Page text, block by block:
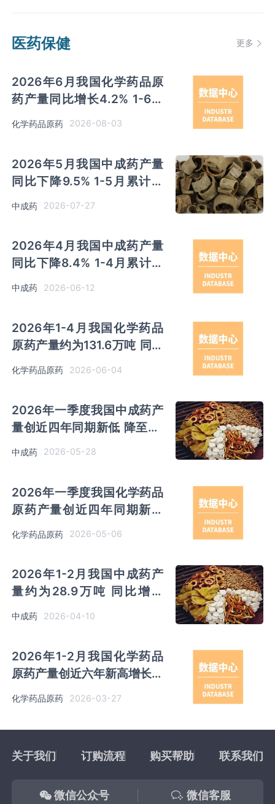
医药保健 更多
2026年6月我国化学药品原
药产量同比增长4.2% 1-6月
化学药品原药 2026-08-03
2026年5月我国中成药产量
同比下降9.5% 1-5月累计产
中成药 2026-07-27
2026年4月我国中成药产量
同比下降8.4% 1-4月累计产
量同比下降1.6%
中成药 2026-06-12
2026年1-4月我国化学药品
原药产量约为131.6万吨 同比
增长3.9%
化学药品原药 2026-06-04
2026年一季度我国中成药产
量创近四年同期新低 降至45
万吨
中成药 2026-05-28
2026年一季度我国化学药品
原药产量创近四年同期新高
化学药品原药 2026-05-06
2026年1-2月我国中成药产
量约为28.9万吨 同比增长
4.7%
中成药 2026-04-10
2026年1-2月我国化学药品
原药产量创近六年新高增长至
61.1万吨 同比增长5.3%
化学药品原药 2026-03-27
关于我们 订购流程 购买帮助 联系我们
微信公众号 微信客服